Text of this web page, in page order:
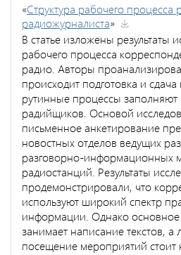
«Структура рабочего процесса
радиожурналиста»
В статье изложены результаты
рабочего процесса
радио. Авторы
происходит подготовка и
рутинные процессы
радийщиков. Основой
письменное анкетирование
новостных отделов ведущих
разговорно-информационных
радиостанций. Результаты
продемонстрировали, что
используют широкий спектр
информации. Однако основное
занимает написание текстов,
посещение мероприятий стоит